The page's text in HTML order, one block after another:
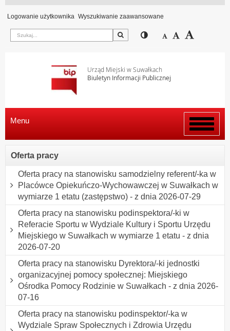
Logowanie użytkownika Wyszukiwanie zaawansowane
Szukaj Przełącz pomiędzy
Zmniejsz
Domyślny
Urząd Miejski w Suwałkach
Biuletyn Informacji Publicznej
Włącz
menu
Menu
Oferta pracy
Oferta pracy na stanowisku samodzielny referent/-ka w
Placówce Opiekuńczo-Wychowawczej w Suwałkach w
wymiarze 1 etatu (zastępstwo) - z dnia 2026-07-29
Oferta pracy na stanowisku podinspektora/-ki w
Referacie Sportu w Wydziale Kultury i Sportu Urzędu
Miejskiego w Suwałkach w wymiarze 1 etatu - z dnia
2026-07-20
Oferta pracy na stanowisku Dyrektora/-ki jednostki
organizacyjnej pomocy społecznej: Miejskiego
Ośrodka Pomocy Rodzinie w Suwałkach - z dnia 2026-
07-16
Oferta pracy na stanowisku podinspektor/-ka w
Wydziale Spraw Społecznych i Zdrowia Urzędu